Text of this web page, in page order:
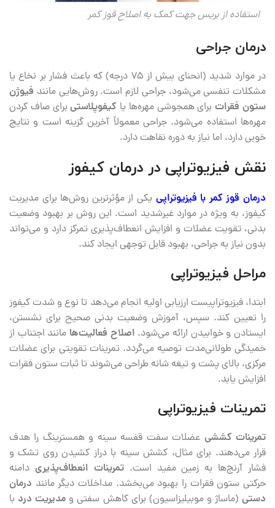
استفاده از بریس جهت کمک به اصلاح قوز کمر
درمان جراحی
در موارد شدید (انحنای بیش از ۷۵ درجه) که باعث فشار بر نخاع یا
مشکلات تنفسی می‌شود، جراحی لازم است. روش‌هایی مانند فیوژن
ستون فقرات برای همجوشی مهره‌ها یا کیفوپلاستیبرای صاف کردن
مهره‌ها استفاده می‌شود. جراحی معمولاً آخرین گزینه است و نتایج
خوبی دارد، اما نیاز به دوره نقاهت دارد.
نقش فیزیوتراپی در درمان کیفوز
درمان قوز کمر با فیزیوتراپی یکی از مؤثرترین روش‌ها برای مدیریت
کیفوز، به ویژه در موارد غیرشدید است. این روش بر بهبود وضعیت
بدنی، تقویت عضلات و افزایش انعطاف‌پذیری تمرکز دارد و می‌تواند
بدون نیاز به جراحی، بهبود قابل توجهی ایجاد کند.
مراحل فیزیوتراپی
ابتدا، فیزیوتراپیست ارزیابی اولیه انجام می‌دهد تا نوع و شدت کیفوز
را تعیین کند. سپس، آموزش وضعیت بدنی صحیح برای نشستن،
ایستادن و خوابیدن ارائه می‌شود. اصلاح فعالیت‌ها مانند اجتناب از
خمیدگی طولانی‌مدت توصیه می‌گردد. تمرینات تقویتی برای عضلات
مرکزی، بالای پشت و تیغه شانه طراحی می‌شوند تا ثبات ستون فقرات
افزایش یابد.
تمرینات فیزیوتراپی
تمرینات کششی عضلات سفت قفسه سینه و همسترینگ را هدف
قرار می‌دهند. برای مثال، کشش سینه با دراز کشیدن روی تشک و
فشار آرنج‌ها به زمین مفید است.تمرینات انعطاف‌پذیری دامنه
حرکتی ستون فقرات را بهبود می‌بخشد. مداخلات دیگر مانند درمان
دستی(ماساژ و موبیلیزاسیون) برای کاهش سفتی و مدیریت درد با